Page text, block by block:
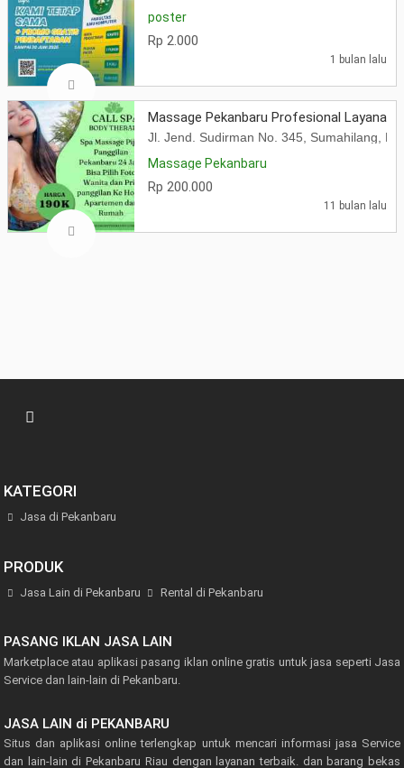
poster
Rp 2.000
1 bulan lalu
Massage Pekanbaru Profesional Layanan
Jl. Jend. Sudirman No. 345, Sumahilang,
Massage Pekanbaru
Rp 200.000
11 bulan lalu
KATEGORI
Jasa di Pekanbaru
PRODUK
Jasa Lain di Pekanbaru Rental di Pekanbaru
PASANG IKLAN JASA LAIN
Marketplace atau aplikasi pasang iklan online gratis untuk jasa seperti Jasa
Service dan lain-lain di Pekanbaru.
JASA LAIN di PEKANBARU
Situs dan aplikasi online terlengkap untuk mencari informasi jasa Service
dan lain-lain di Pekanbaru Riau dengan layanan terbaik. dan barang bekas